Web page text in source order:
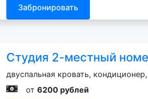
Забронировать
Студия 2-местный
двуспальная кровать,
от 6200 рублей